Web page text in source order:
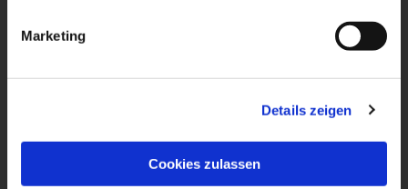
Marketing
Details zeigen
Cookies zulassen
Kirchweg 22